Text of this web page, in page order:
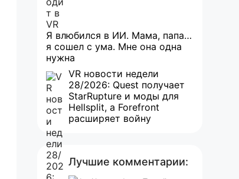
Я влюбился в ИИ. Мама, папа…
я сошел с ума. Мне она одна
нужна
VR новости недели
28/2026: Quest получает
StarRupture и моды для
Hellsplit, а Forefront
расширяет войну
Лучшие комментарии: